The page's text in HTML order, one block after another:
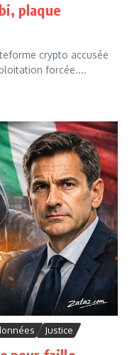
plaque
crypto accusée
forcée....
Justice